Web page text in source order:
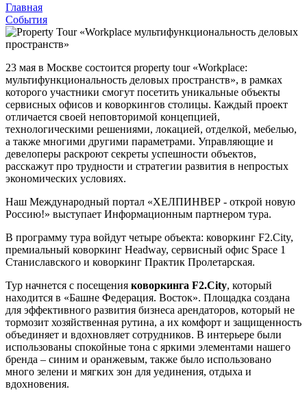
Главная
События
23 мая в Москве состоится property tour «Workplace:
мультифункциональность деловых пространств», в рамках
которого участники смогут посетить уникальные объекты
сервисных офисов и коворкингов столицы. Каждый проект
отличается своей неповторимой концепцией,
технологическими решениями, локацией, отделкой, мебелью,
а также многими другими параметрами. Управляющие и
девелоперы раскроют секреты успешности объектов,
расскажут про трудности и стратегии развития в непростых
экономических условиях.
Наш Международный портал «ХЕЛПИНВЕР - открой новую
Россию!» выступает Информационным партнером тура.
В программу тура войдут четыре объекта: коворкинг F2.City,
премиальный коворкинг Headway, сервисный офис Space 1
Станиславского и коворкинг Практик Пролетарская.
Тур начнется с посещения коворкинга F2.City, который
находится в «Башне Федерация. Восток». Площадка создана
для эффективного развития бизнеса арендаторов, который не
тормозит хозяйственная рутина, а их комфорт и защищенность
объединяет и вдохновляет сотрудников. В интерьере были
использованы спокойные тона с яркими элементами нашего
бренда – синим и оранжевым, также было использовано
много зелени и мягких зон для уединения, отдыха и
вдохновения.